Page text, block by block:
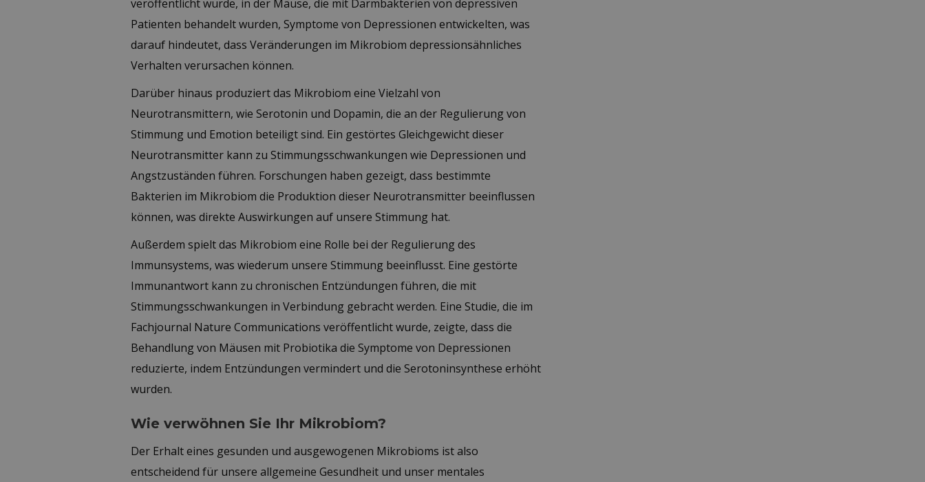
veröffentlicht wurde, in der Mäuse, die mit Darmbakterien von depressiven
Patienten behandelt wurden, Symptome von Depressionen entwickelten, was
darauf hindeutet, dass Veränderungen im Mikrobiom depressionsähnliches
Verhalten verursachen können.
Darüber hinaus produziert das Mikrobiom eine Vielzahl von
Neurotransmittern, wie Serotonin und Dopamin, die an der Regulierung von
Stimmung und Emotion beteiligt sind. Ein gestörtes Gleichgewicht dieser
Neurotransmitter kann zu Stimmungsschwankungen wie Depressionen und
Angstzuständen führen. Forschungen haben gezeigt, dass bestimmte
Bakterien im Mikrobiom die Produktion dieser Neurotransmitter beeinflussen
können, was direkte Auswirkungen auf unsere Stimmung hat.
Außerdem spielt das Mikrobiom eine Rolle bei der Regulierung des
Immunsystems, was wiederum unsere Stimmung beeinflusst. Eine gestörte
Immunantwort kann zu chronischen Entzündungen führen, die mit
Stimmungsschwankungen in Verbindung gebracht werden. Eine Studie, die im
Fachjournal Nature Communications veröffentlicht wurde, zeigte, dass die
Behandlung von Mäusen mit Probiotika die Symptome von Depressionen
reduzierte, indem Entzündungen vermindert und die Serotoninsynthese erhöht
wurden.
Wie verwöhnen Sie Ihr Mikrobiom?
Der Erhalt eines gesunden und ausgewogenen Mikrobioms ist also
entscheidend für unsere allgemeine Gesundheit und unser mentales